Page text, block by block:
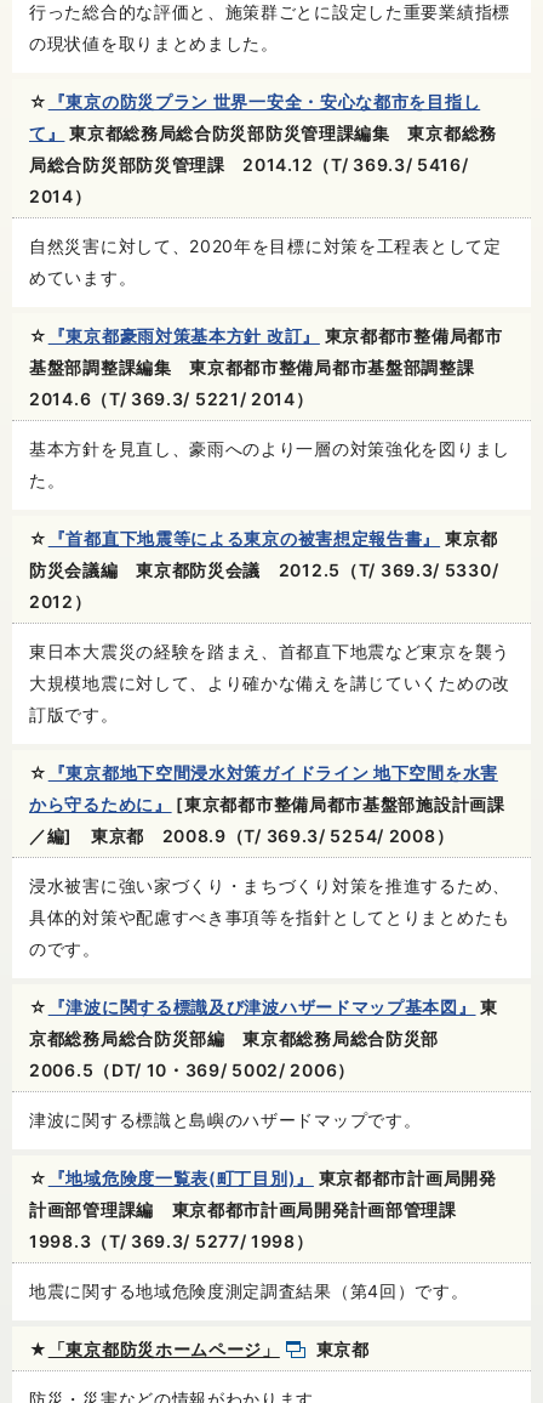
行った総合的な評価と、施策群ごとに設定した重要業績指標
の現状値を取りまとめました。
☆
『東京の防災プラン 世界一安全・安心な都市を目指し
て』
東京都総務局総合防災部防災管理課編集 東京都総務
局総合防災部防災管理課 2014.12（T/ 369.3/ 5416/
2014）
自然災害に対して、2020年を目標に対策を工程表として定
めています。
☆ 『東京都豪雨対策基本方針 改訂』
東京都都市整備局都市
基盤部調整課編集 東京都都市整備局都市基盤部調整課
2014.6（T/ 369.3/ 5221/ 2014）
基本方針を見直し、豪雨へのより一層の対策強化を図りまし
た。
☆ 『首都直下地震等による東京の被害想定報告書』
東京都
防災会議編 東京都防災会議 2012.5（T/ 369.3/ 5330/
2012）
東日本大震災の経験を踏まえ、首都直下地震など東京を襲う
大規模地震に対して、より確かな備えを講じていくための改
訂版です。
☆
『東京都地下空間浸水対策ガイドライン 地下空間を水害
から守るために』
[東京都都市整備局都市基盤部施設計画課
／編] 東京都 2008.9（T/ 369.3/ 5254/ 2008）
浸水被害に強い家づくり・まちづくり対策を推進するため、
具体的対策や配慮すべき事項等を指針としてとりまとめたも
のです。
☆ 『津波に関する標識及び津波ハザードマップ基本図』
東
京都総務局総合防災部編 東京都総務局総合防災部
2006.5（DT/ 10・369/ 5002/ 2006）
津波に関する標識と島嶼のハザードマップです。
☆ 『地域危険度一覧表(町丁目別)』
東京都都市計画局開発
計画部管理課編 東京都都市計画局開発計画部管理課
1998.3（T/ 369.3/ 5277/ 1998）
地震に関する地域危険度測定調査結果（第4回）です。
★ 「東京都防災ホームページ」 東京都
防災・災害などの情報がわかります。